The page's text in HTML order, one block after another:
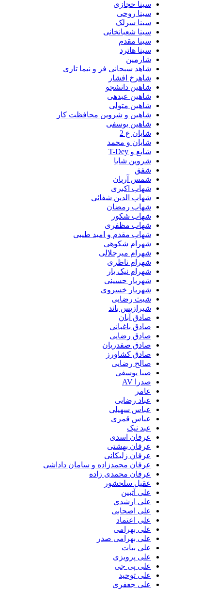
سینا حجازی
سینا روحی
سینا سرلک
سینا شعبانخانی
سینا مقدم
سینا هاترد
شارمین
شاهد سبحانی فر و نیما تاری
شاهرخ افشار
شاهین دانشجو
شاهین عبدهی
شاهین متولی
شاهین و شروین محافظت کار
شاهین یوسفی
شایان ع 2
شایان و محمد
شایع و T-Dey
شروین شایا
شفق
شمس آریان
شهاب اکبری
شهاب الدین شفائی
شهاب رمضان
شهاب شکور
شهاب مظفری
شهاب مقدم و امید طیبی
شهرام شکوهی
شهرام میرجلالی
شهرام ناظری
شهرام نیک یار
شهریار حسینی
شهریار خسروی
شیث رضایی
شیرازیس باند
صادق آبان
صادق باغبانی
صادق رضایی
صادق صفدریان
صادق کشاورز
صالح رضایی
صبا یوسفی
صدرا AV
عامر
عباد رضایی
عباس سهیلی
عباس قمری
عبد نیک
عرفان اسدی
عرفان بهشتی
عرفان زلیکانی
عرفان محمدزاده و سامان داداشی
عرفان محمدی زاده
عقیل سلحشور
علی آتبین
علی ارشدی
علی اصحابی
علی اعتماد
علی بهرامی
علی بهرامی صدر
علی بیات
علی پرویزی
علی پی جی
علی توحید
علی جعفری